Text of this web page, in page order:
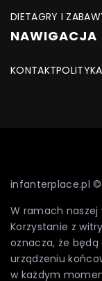
DIETAGRY I
NAWIGACJA
KONTAKT
infanterplace.pl ©
W ramach naszej
Korzystanie z
oznacza, że
urządzeniu
w każdym